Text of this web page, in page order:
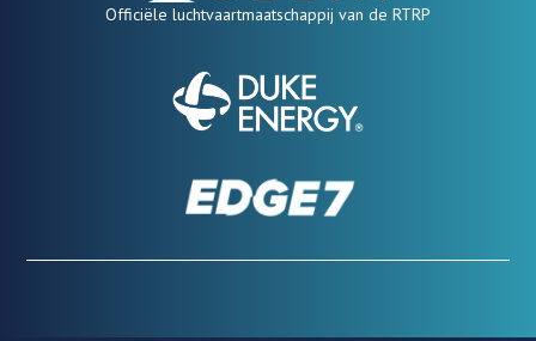
Officiële luchtvaartmaatschappij van de RTRP